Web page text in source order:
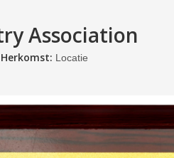
Association
Locatie